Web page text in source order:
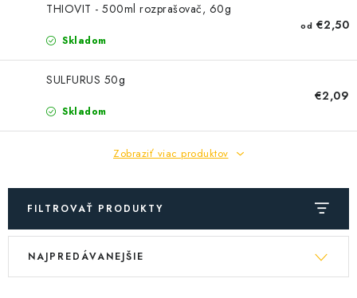
SAMSUNG SVIETIDLÁ
SOLÁRNE SYSTÉMY
SEZÓNNE VÝPREDAJE POĽNOPOTREBY
DOM A ZÁHRADA
KONTAKTY
O NÁS - MEGALED & JANTON ZÁKAMENNÉ
THIOVIT - 500ml rozprašovač, 60g
Skladom
od €2,50
SULFURUS 50g
Skladom
€2,09
Zobraziť viac produktov
FILTROVAŤ PRODUKTY
V
R
NAJPREDÁVANEJŠIE